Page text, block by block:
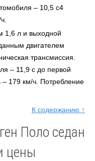
– 10,5 с4
1,6 л и выходной
двигателем
трансмиссия.
– 11,9 с до первой
– 179 км/ч. Потребление
К содержанию ↑
Поло седан
цены